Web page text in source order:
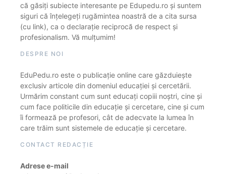
că găsiți subiecte interesante pe Edupedu.ro și suntem
siguri că înțelegeți rugămintea noastră de a cita sursa
(cu link), ca o declarație reciprocă de respect și
profesionalism. Vă mulțumim!
DESPRE NOI
EduPedu.ro este o publicație online care găzduiește
exclusiv articole din domeniul educației și cercetării.
Urmărim constant cum sunt educați copiii noștri, cine și
cum face politicile din educație și cercetare, cine și cum
îi formează pe profesori, cât de adecvate la lumea în
care trăim sunt sistemele de educație și cercetare.
CONTACT REDACȚIE
Adrese e-mail